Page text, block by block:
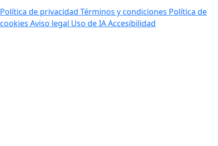
Política de privacidad Términos y condiciones Política de
cookies Aviso legal Uso de IAAccesibilidad